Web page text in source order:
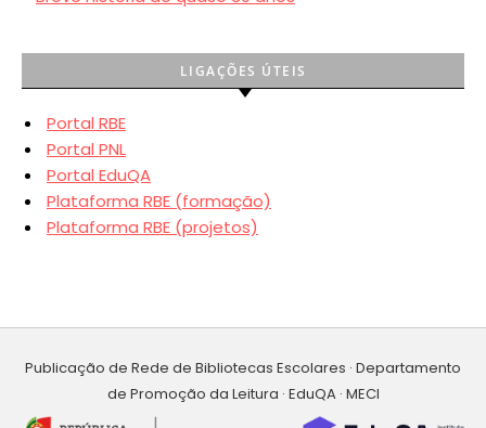
LIGAÇÕES ÚTEIS
Portal RBE
Portal PNL
Portal EduQA
Plataforma RBE (formação)
Plataforma RBE (projetos)
Publicação de Rede de Bibliotecas Escolares · Departamento
de Promoção da Leitura · EduQA · MECI